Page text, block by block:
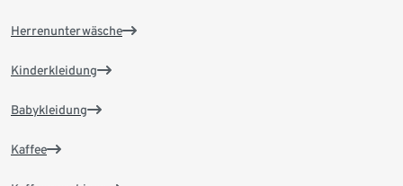
Herrenunterwäsche
Kinderkleidung
Babykleidung
Kaffee